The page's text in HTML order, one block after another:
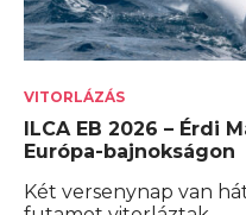
VITORLÁZÁS
ILCA EB 2026 – Érdi
Európa-bajnokságon
Két versenynap van